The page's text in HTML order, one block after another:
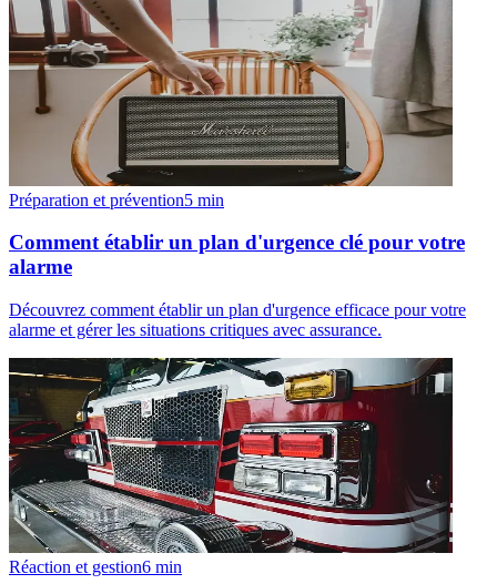
Préparation et prévention5 min
Comment établir un plan d'urgence clé pour votre
alarme
Découvrez comment établir un plan d'urgence efficace pour votre
alarme et gérer les situations critiques avec assurance.
Réaction et gestion6 min